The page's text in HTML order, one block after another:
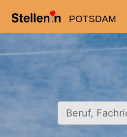
POTSDAM
Beruf,